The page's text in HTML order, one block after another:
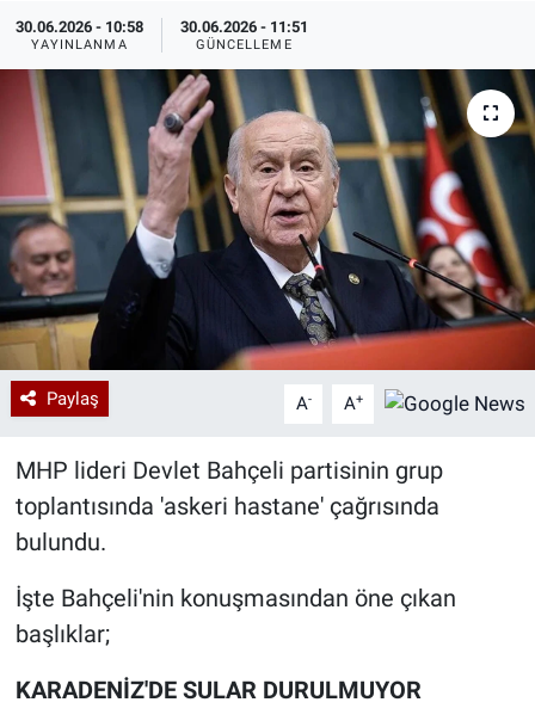
30.06.2026 - 10:58
YAYINLANMA
30.06.2026 - 11:51
GÜNCELLEME
Paylaş A- A+
MHP lideri Devlet Bahçeli partisinin grup
toplantısında 'askeri hastane' çağrısında
bulundu.
İşte Bahçeli'nin konuşmasından öne çıkan
başlıklar;
KARADENİZ'DE SULAR DURULMUYOR
Yazarlar
Medya
Özel Haberler
Kadın
Erişim Bilgileri
Sağlık
Teknoloji